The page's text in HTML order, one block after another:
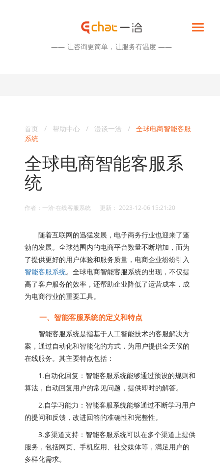
—— 让咨询更简单，让服务有温度 ——
首页 / 帮助中心 / 漫谈一洽 / 全球电商智能客服
系统
全球电商智能客服系
统
作者：一洽·在线客服系统 更新： 2023-12-06 15:21:20
随着互联网的迅猛发展，电子商务行业也迎来了蓬
勃的发展。全球范围内的电商平台数量不断增加，而为
了提供更好的用户体验和服务质量，电商企业纷纷引入
智能客服系统。全球电商智能客服系统的出现，不仅提
高了客户服务的效率，还帮助企业降低了运营成本，成
为电商行业的重要工具。
一、智能客服系统的定义和特点
智能客服系统是指基于人工智能技术的客服解决方
案，通过自动化和智能化的方式，为用户提供全天候的
在线服务。其主要特点包括：
1.自动化回复：智能客服系统能够通过预设的规则和
算法，自动回复用户的常见问题，提供即时的解答。
2.自学习能力：智能客服系统能够通过不断学习用户
的提问和反馈，改进回答的准确性和完整性。
3.多渠道支持：智能客服系统可以在多个渠道上提供
服务，包括网页、手机应用、社交媒体等，满足用户的
多样化需求。